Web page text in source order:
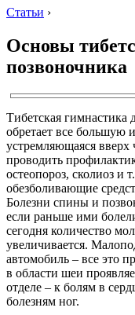
Статьи ›
Основы
позвоночника
Тибетская гимнастика
обретает все большую
устремляющаяся вверх
проводить
остеопороз, сколиоз и
обезболивающие
Болезни спины и
если раньше ими
сегодня количество
увеличивается.
автомобиль – все это
в области шеи
отделе – к болям в
болезням ног.